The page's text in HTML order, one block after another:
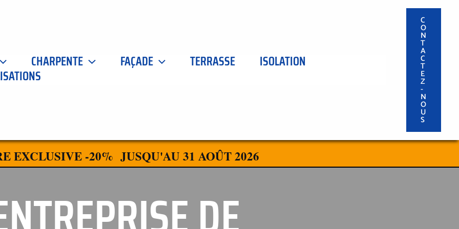
CHARPENTE FAÇADE TERRASSE ISOLATION
C
O
N
T
A
C
T
E
Z
-
N
O
U
S
EXCLUSIVE -20% JUSQU'AU 31 AOÛT 2026